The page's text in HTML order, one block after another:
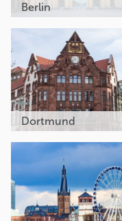
Berlin
Dortmund